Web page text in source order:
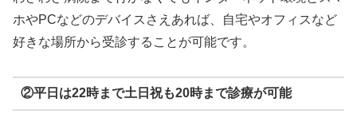
ホやPCなどのデバイスさえあれば、自宅やオフィスなど
好きな場所から受診することが可能です。
②平日は22時まで土日祝も20時まで診療が可能